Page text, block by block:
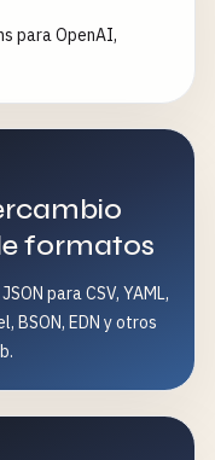
para OpenAI,
formatos
para CSV, YAML,
BSON, EDN y otros